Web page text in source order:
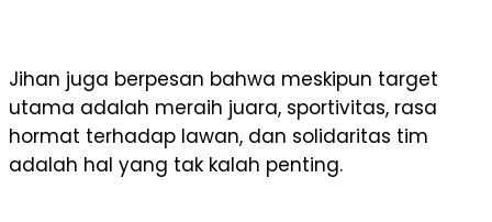
Jihan juga berpesan bahwa meskipun target
utama adalah meraih juara, sportivitas, rasa
hormat terhadap lawan, dan solidaritas tim
adalah hal yang tak kalah penting.